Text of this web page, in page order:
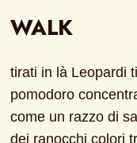
WALK
tirati in là Leopardi
pomodoro
come un razzo di
dei ranocchi colori